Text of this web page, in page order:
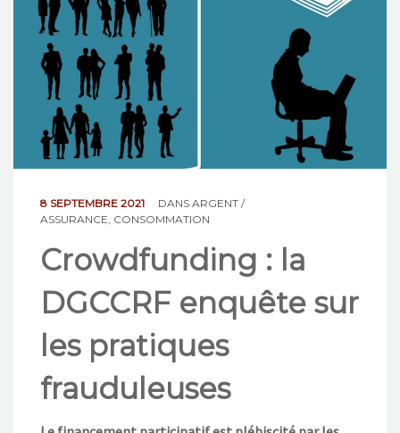
LA CCA-GE
NOS ACTIONS
CONTACT
8 SEPTEMBRE 2021 DANS ARGENT /
ASSURANCE CONSOMMATION
Crowdfunding : la
DGCCRF enquête sur
les pratiques
frauduleuses